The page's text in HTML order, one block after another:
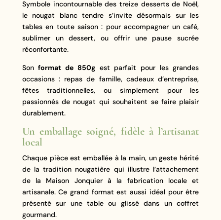
Symbole incontournable des treize desserts de Noël,
le nougat blanc tendre s’invite désormais sur les
tables en toute saison : pour accompagner un café,
sublimer un dessert, ou offrir une pause sucrée
réconfortante.
Sonformat de 850gest parfait pour les grandes
occasions : repas de famille, cadeaux d’entreprise,
fêtes traditionnelles, ou simplement pour les
passionnés de nougat qui souhaitent se faire plaisir
durablement.
Un emballage soigné, fidèle à l’artisanat
local
Chaque pièce est emballée à la main, un geste hérité
de la tradition nougatière qui illustre l’attachement
de la Maison Jonquier à la fabrication locale et
artisanale. Ce grand format est aussi idéal pour être
présenté sur une table ou glissé dans un coffret
gourmand.